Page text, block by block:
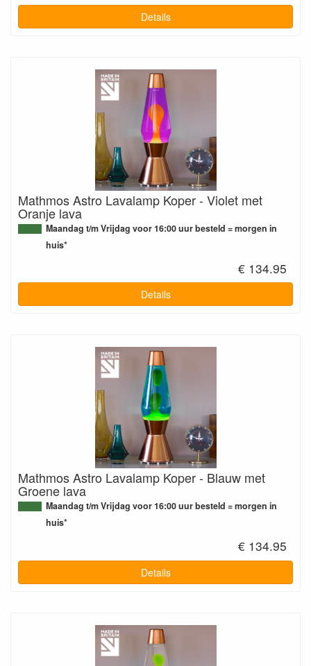
Details
Mathmos Astro Lavalamp Koper - Violet met
Oranje lava
Maandag t/m Vrijdag voor 16:00 uur besteld = morgen in
huis*
€ 134.95
Details
Mathmos Astro Lavalamp Koper - Blauw met
Groene lava
Maandag t/m Vrijdag voor 16:00 uur besteld = morgen in
huis*
€ 134.95
Details